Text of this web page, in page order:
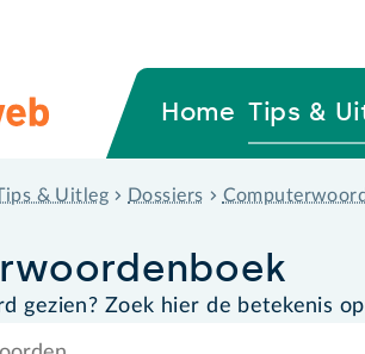
Home Tips &
& Uitleg Dossiers
gezien? Zoek hier de betekenis